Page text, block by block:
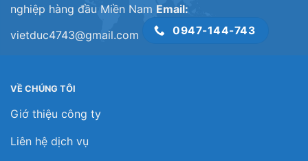
nghiệp hàng đầu Miền Nam Email:
vietduc4743@gmail.com
0947-144-743
VỀ CHÚNG TÔI
Giớ thiệu công ty
Liên hệ dịch vụ